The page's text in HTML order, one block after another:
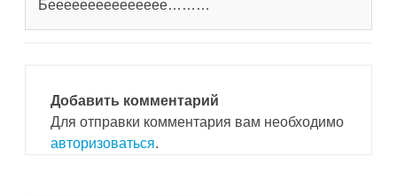
Беееееееееееееее………
Добавить комментарий
Для отправки комментария вам необходимо
авторизоваться.